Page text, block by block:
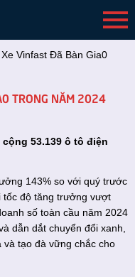
Vinfast Đã Bàn Gia0
TRONG NĂM 2024
53.139 ô tô điện
143% so với quý trước
tốc độ tăng trưởng vượt
số toàn cầu năm 2024
dẫn dắt chuyển đổi xanh,
tạo đà vững chắc cho